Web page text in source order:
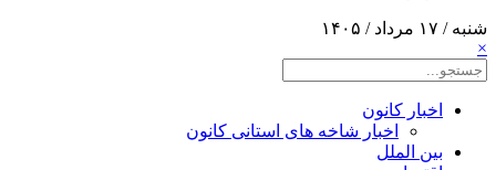
شنبه / ۱۷ مرداد / ۱۴۰۵
×
اخبار کانون
اخبار شاخه های استانی کانون
بین الملل